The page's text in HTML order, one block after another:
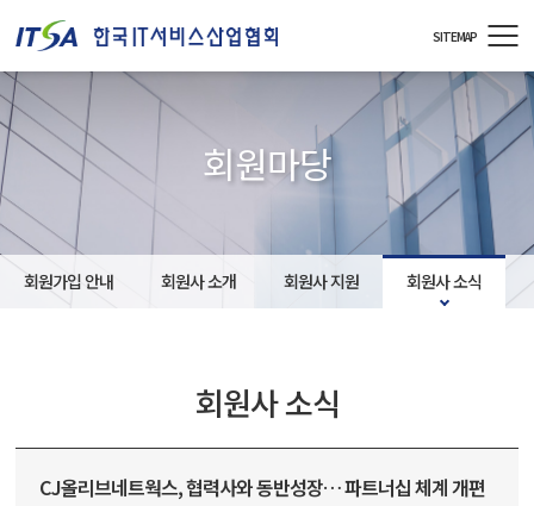
SITEMAP
회원마당
회원가입 안내 회원사 소개 회원사 지원 회원사 소식
회원사 소식
CJ올리브네트웍스, 협력사와 동반성장… 파트너십 체계 개편